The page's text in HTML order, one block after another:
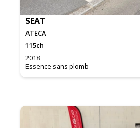
SEAT
ATECA
115ch
2018
Essence sans plomb